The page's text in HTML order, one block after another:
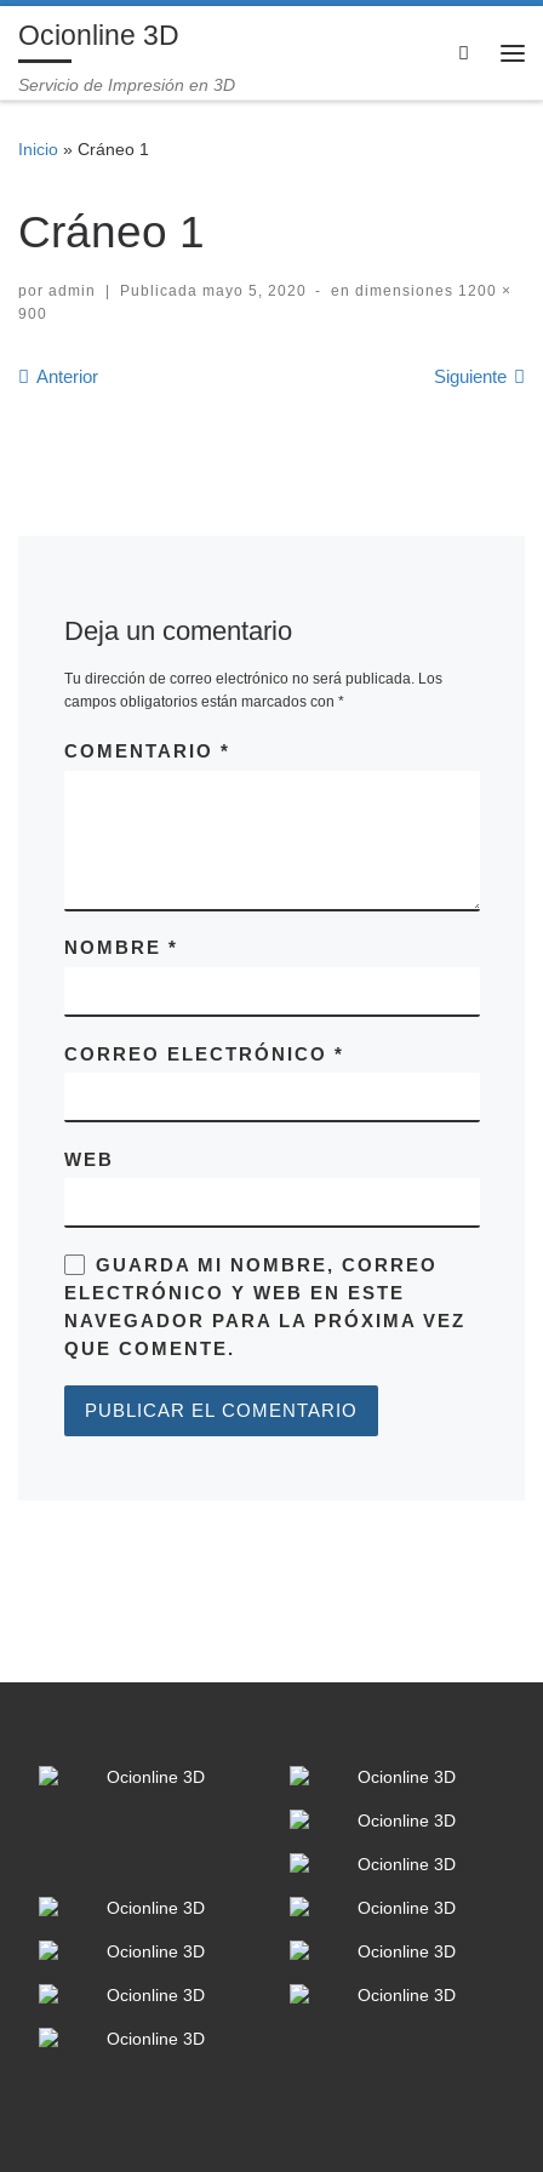
Saltar al contenido
Ocionline 3D
Servicio de Impresión en 3D
Search
Inicio » Cráneo 1
Cráneo 1
por admin | Publicada mayo 5, 2020 - en dimensiones 1200 ×
900
Navegación de imágenes
Anterior Siguiente
Deja un comentario
Tu dirección de correo electrónico no será publicada. Los
campos obligatorios están marcados con *
COMENTARIO *
NOMBRE *
CORREO ELECTRÓNICO *
WEB
GUARDA MI NOMBRE, CORREO
ELECTRÓNICO Y WEB EN ESTE
NAVEGADOR PARA LA PRÓXIMA VEZ
QUE COMENTE.